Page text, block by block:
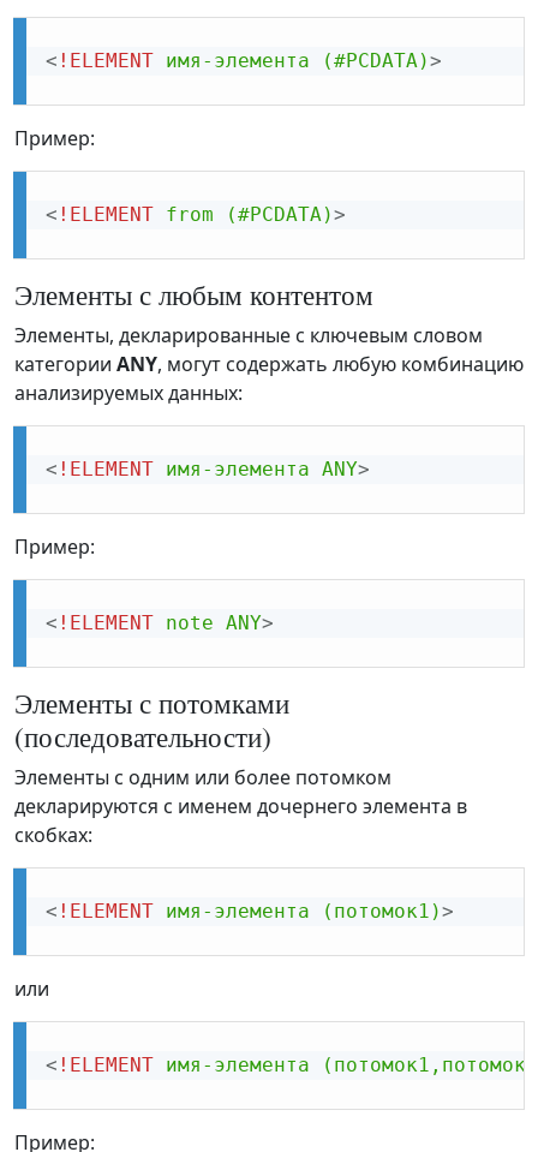
< !ELEMENT имя-элемента (#PCDATA)>
Пример:
< !ELEMENT from (#PCDATA)>
Элементы с любым контентом
Элементы, декларированные с ключевым словом
категории ANY, могут содержать любую комбинацию
анализируемых данных:
< !ELEMENT имя-элемента ANY>
Пример:
< !ELEMENT note ANY>
Элементы с потомками
(последовательности)
Элементы с одним или более потомком
декларируются с именем дочернего элемента в
скобках:
< !ELEMENT имя-элемента (потомок1)>
или
< !ELEMENT имя-элемента
Пример: